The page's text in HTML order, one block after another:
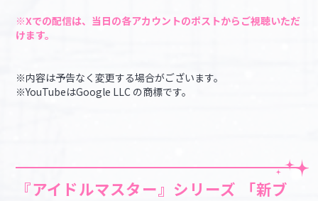
※Xでの配信は、当日の各アカウントのポストからご視聴いただ
けます。
※内容は予告なく変更する場合がございます。
※YouTubeはGoogle LLC の商標です。
『アイドルマスター』シリーズ 「新ブ